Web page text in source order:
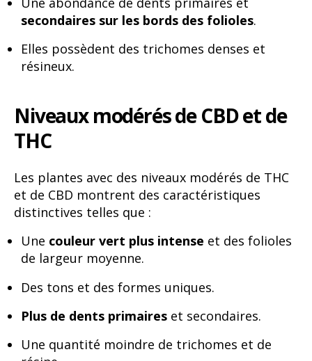
secondaires sur les bords des folioles.
Elles possèdent des trichomes denses et
résineux.
Niveaux modérés de CBD et de
THC
Les plantes avec des niveaux modérés de THC
et de CBD montrent des caractéristiques
distinctives telles que :
Une couleur vert plus intense et des folioles
de largeur moyenne.
Des tons et des formes uniques.
Plus de dents primaires et secondaires.
Une quantité moindre de trichomes et de